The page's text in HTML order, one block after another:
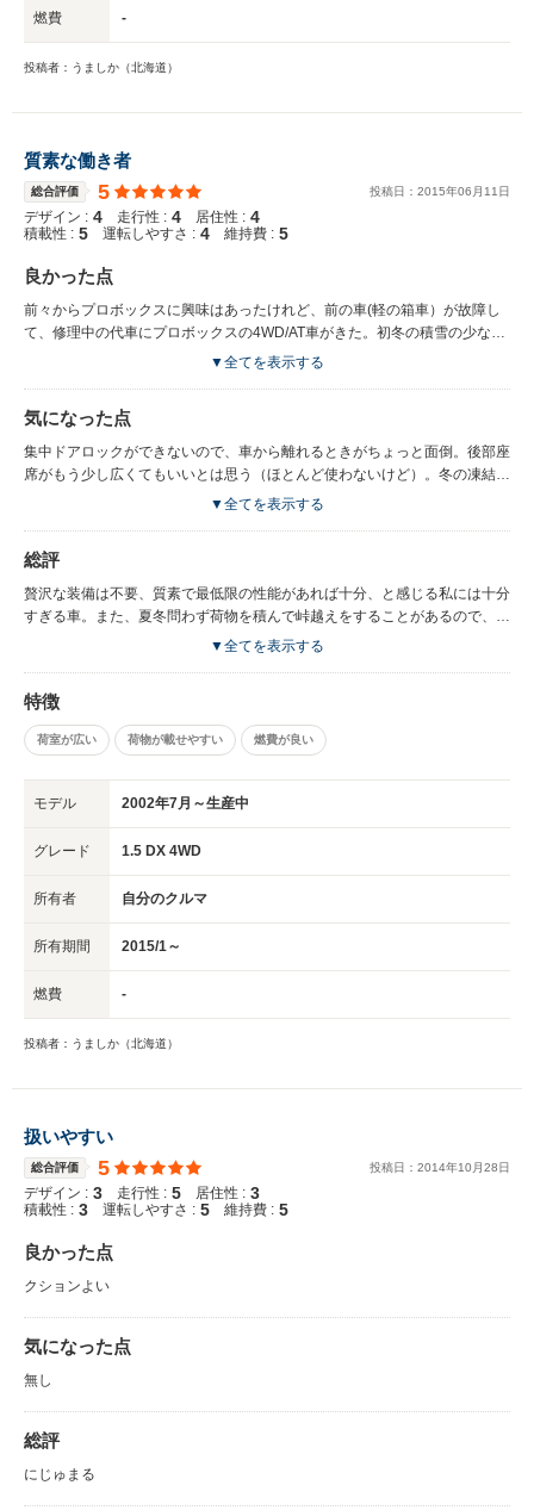
燃費 -
投稿者：うましか（北海道）
質素な働き者
総合評価 5 投稿日： 2015年06 月 11 日
デザイン : 4 走行性 : 4 居住性 : 4
積載性 : 5 運転しやすさ : 4 維持費 : 5
良かった点
前々からプロボックスに興味はあったけれど、前の車(軽の箱車）が故障し
て、修理中の代車にプロボックスの4WD/AT車がきた。初冬の積雪の少ない
時期であまり荷物を載せずに走って燃費が12キロ弱、これなら軽の箱車か
冬道でも14キロ前後は走ったし、エアコンを使わない春なら過積載気味に
走ってもリッター16キロ前後は走る（カタログ燃費よりもいいことが多
い）。うちのような使い方（過積載すれすれに荷物を積んで住宅地をちょい
思われる。また、2メートル前後の長尺モノは斜めにすれば余裕で載るし、
MTなので重量物を載せても峠越えで苦労しない（ここはATとの決定的な
差）。あと、車長の割に小回りがきく。以前代車で乗った現行モデルのアク
▼全てを表示する
気になった点
集中ドアロックができないので、車から離れるときがちょっと面倒。後部座
席がもう少し広くてもいいとは思う（ほとんど使わないけど）。冬の凍結路
面でABSが利きすぎて、慣れるのに時間がかかった。あと、プロボックスに
▼全てを表示する
総評
贅沢な装備は不要、質素で最低限の性能があれば十分、と感じる私には十分
すぎる車。また、夏冬問わず荷物を積んで峠越えをすることがあるので、そ
の意味でも4WD/MTは貴重な存在。どうしてもこの条件ではATやCVTには
ればこそ、もう一度MTの復活を切に望みたい。
▼全てを表示する
特徴
荷室が広い 荷物が載せやすい 燃費が良い
モデル 2002年7月～生産中
グレード 1.5 DX 4WD
所有者 自分のクルマ
所有期間 2015/1～
燃費 -
投稿者：うましか（北海道）
扱いやすい
総合評価 5 投稿日： 2014年10 月28日
デザイン : 3 走行性 : 5 居住性 : 3
積載性 : 3 運転しやすさ : 5 維持費 : 5
良かった点
クションよい
気になった点
無し
総評
にじゅまる